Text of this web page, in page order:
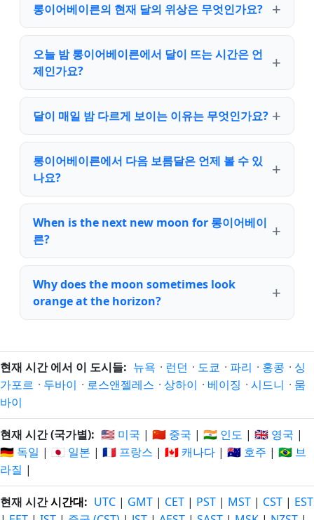
롱이어베이른의 현재 달의 위상은 무엇인가요?
오늘 밤 롱이어베이른에서 달이 뜨는 시간은 언
제인가요?
달이 매일 밤 다르게 보이는 이유는 무엇인가요?
롱이어베이른에서 다음 보름달은 언제 볼 수 있
나요?
When is the next new moon for 롱이어베이
른?
Why does the moon sometimes look
orange at the horizon?
현재 시간 에서 이 도시들: 뉴욕 · 런던 · 도쿄 · 파리 · 홍콩 · 싱
가포르 · 두바이 · 로스앤젤레스 · 상하이 · 베이징 · 시드니 · 뭄
바이
현재 시간 (국가별): 🇺🇸 미국 | 🇨🇳 중국 | 🇮🇳 인도 | 🇬🇧 영국 |
🇩🇪 독일 | 🇯🇵 일본 | 🇫🇷 프랑스 | 🇨🇦 캐나다 | 🇦🇺 호주 | 🇧🇷 브
라질 |
현재 시간시간대: UTC | GMT | CET | PST | MST | CST | EST